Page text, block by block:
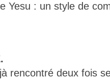
Yesu : un style de
rencontré deux fois